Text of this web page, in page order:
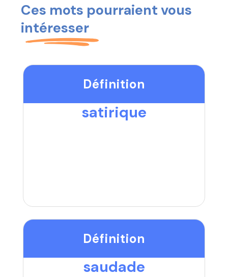
Ces mots pourraient vous
intéresser
Définition
satirique
Définition
saudade